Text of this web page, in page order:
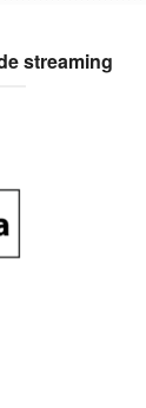
streaming